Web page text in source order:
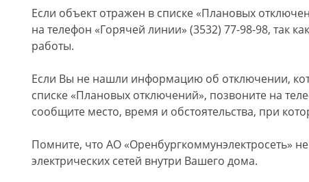
Если объект отражен в списке «Плановых
на телефон «Горячей линии» (3532) 77-98-98, так
работы.
Если Вы не нашли информацию об отключении,
списке «Плановых отключений», позвоните на
сообщите место, время и обстоятельства, при
Помните, что АО «Оренбургкоммунэлектросеть»
электрических сетей внутри Вашего дома.